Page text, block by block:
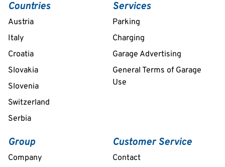
Countries
Austria
Italy
Croatia
Slovakia
Slovenia
Switzerland
Serbia
Services
Parking
Charging
Garage Advertising
General Terms of Garage
Use
Group
Company
Customer Service
Contact